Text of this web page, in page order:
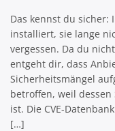
Das kennst du sicher:
installiert, sie lange
vergessen. Da du
entgeht dir, dass
Sicherheitsmängel
betroffen, weil
ist. Die CVE-
[…]